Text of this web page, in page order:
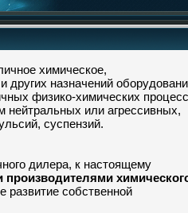
химическое,
других назначений
физико-химических
нейтральных или агрессивных,
суспензий.
дилера, к настоящему
развитие собственной